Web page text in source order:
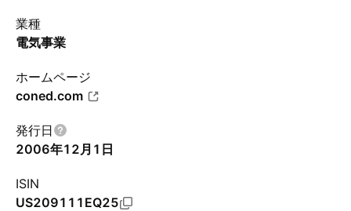
業種
電気事業
ホームページ
coned.com
発行日
2006年12月1日
ISIN
US209111EQ25